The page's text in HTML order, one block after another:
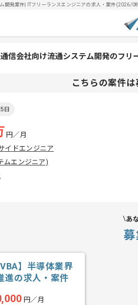
開発案件| ITフリーランスエンジニアの求人・案件(2026/
通信会社向け流通システム開発のフリ
こちらの案件
日
円／月
イドエンジニア
ムエンジニア)
あ
】半導体業界
進の求人・案件
円／月